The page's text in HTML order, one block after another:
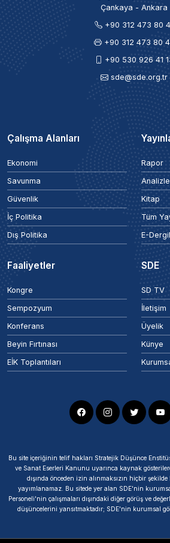
Çankaya - Ankara
+90 312 473 80
+90 312 473 80
+90 530 926 41
sde@sde.org.tr
Çalışma Alanları
Ekonomi
Savunma
Güvenlik
İç Politika
Dış Politika
Rapor
Kitap
Tüm
E-
Faaliyetler
Kongre
Sempozyum
Konferans
Beyin Fırtınası
EİK Toplantıları
SDE
SD TV
İletişim
Üyelik
Künye
Bu site içeriğinin telif hakları Stratejik Düşünce
ve Sanat Eserleri Kanunu uyarınca kaynak
dışında önceden izin alınmaksızın hiçbir
yayımlanamaz. Bu sitede yer alan SDE'nin
Personeli'nin çalışmaları dışındaki diğer görüş ve
düşüncelerini yansıtmaktadır; SDE'nin kurumsal